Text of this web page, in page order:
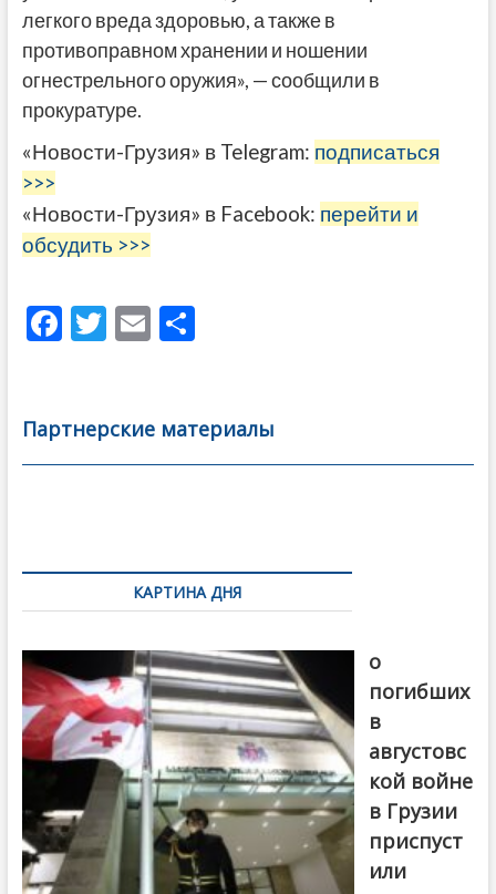
легкого вреда здоровью, а также в
противоправном хранении и ношении
огнестрельного оружия», — сообщили в
прокуратуре.
«Новости-Грузия» в Telegram: подписаться
>>>
«Новости-Грузия» в Facebook: перейти и
обсудить >>>
F
b
o
T
er
E
l
О
а
в
Партнерские материалы
по
записямКАРТИНА ДНЯ
о
погибших
в
августовс
кой войне
в Грузии
приспуст
или